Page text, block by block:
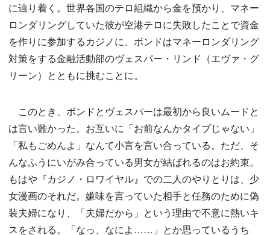
に辿り着く。世界各国のテロ組織から金を預かり、マネー
ロンダリングしていた彼が空港テロに失敗したことで資金
を作りに参加するカジノに、ボンドはマネーロンダリング
対策をする金融活動部のヴェスパー・リンド（エヴァ・グ
リーン）とともに挑むことに。
このとき、ボンドとヴェスパーは最初から良いムードと
は言い難かった。お互いに「お前なんかタイプじゃない」
「私もごめんよ」なんて小言を言い合っている。ただ、そ
んなふうにいがみ合っている男女が結ばれるのはお約束。
もはや『カジノ・ロワイヤル』での二人のやりとりは、少
女漫画のそれだ。嫌味を言っていた相手と任務のために偽
装夫婦になり、「夫婦だから」という理由で不意に熱いキ
スをされる。「なっ、なによ……」とか思っているうち